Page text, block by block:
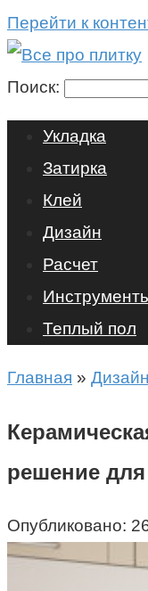
Перейти к
Поиск:
Укладка
Затирка
Клей
Дизайн
Расчет
Теплый пол
Главная » Дизайн
решение
Опубликовано: